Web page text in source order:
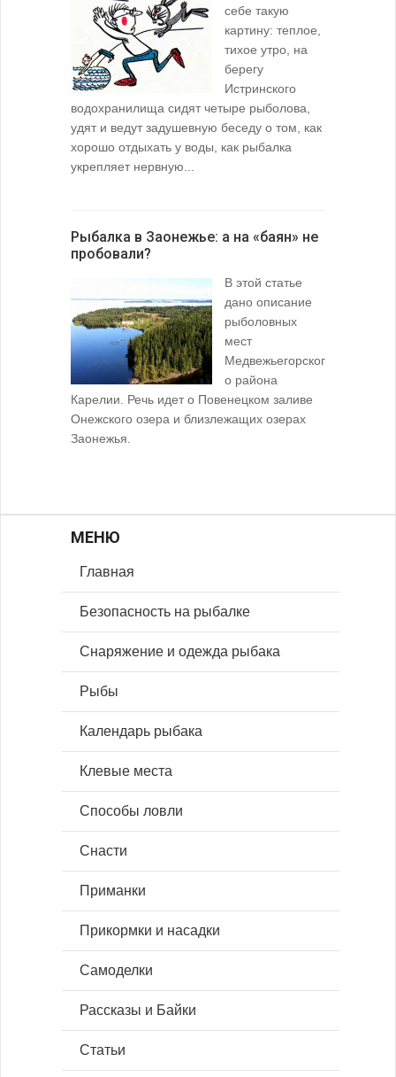
себе такую
картину: теплое,
тихое утро, на
берегу
Истринского
водохранилища сидят четыре рыболова,
удят и ведут задушевную беседу о том, как
хорошо отдыхать у воды, как рыбалка
укрепляет нервную...
Рыбалка в Заонежье: а на «баян» не
пробовали?
В этой статье
дано описание
рыболовных
мест
Медвежьегорског
о района
Карелии. Речь идет о Повенецком заливе
Онежского озера и близлежащих озерах
Заонежья.
МЕНЮ
Главная
Безопасность на рыбалке
Снаряжение и одежда рыбака
Рыбы
Календарь рыбака
Клевые места
Способы ловли
Снасти
Приманки
Прикормки и насадки
Самоделки
Рассказы и Байки
Статьи